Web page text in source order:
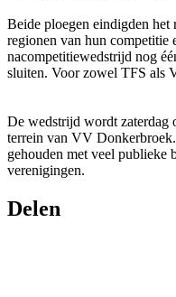
Beide ploegen eindigden het
regionen van hun competitie
nacompetitiewedstrijd nog
sluiten. Voor zowel TFS als
De wedstrijd wordt zaterdag
terrein van VV
gehouden met veel publieke
verenigingen.
Delen